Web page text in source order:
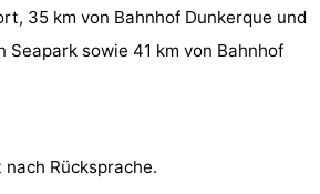
35 km von Bahnhof Dunkerque und
Seapark sowie 41 km von Bahnhof
Rücksprache.